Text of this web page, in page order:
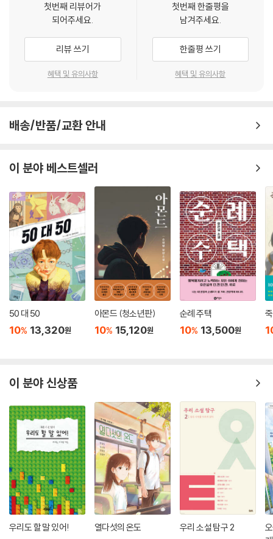
나타났다 사라지고 아내와 아이들 영상이 몽롱하게 스쳤다. 동천은 독립을
보고서야 눈을 감겠다는 삼천맹약은 지킬 수 없음을 알았다.
--- p.86
귀신일까? 이 칠흑 같은 어둠을 뚫고 아이가 올 리가 없었다.
그러나 다시 한번, 아이의 목소리가 밤의 습한 공기 중에 선명하게 울려 퍼
--- p.92
“네, 네? 아, 아닙니다, 저 서헬렌이에요!”
--- p.110
“힘이 있다 해도 사람들에게 닿으려면 시간이 걸릴 거 같아. 그래서 박차정
의사의 선택이 이해가 돼. 나라도 나라를 빼앗긴 상황에서 오빠가 독립운
동을 하다가 잡혀가면 혼자 방 안에서 글만 쓰고 있을 순 없을 것 같거든.”
--- p.121
나는 혼란스러웠지만 봉투를 열어 그 안에 든 것을 확인했습니다. 피처럼
붉은 글씨가 적힌 수건이 한 장, 그리고 헝겊에 싸인 손가락 한 마디가 나왔
습니다. 세상에! 진짜 사람의 손가락 마디였어요.
리 어렵소?”
“이사벨라 멘지스, 그 발음이 어렵다면 민지사로 불러주시오. 내 조선 이름
이 민지사요.”
--- p.148
“할머니. 만약에 우리가 그때 거기 있었다면 독립선언서를 침대 밑에 숨겼
을까? 몰래 가지고 나가서 기사로 썼을까요?”
--- p.164
“베를린올림픽 시상식에서 기테이 손이라고 호명되잖아. Kitei Son. 완전
슈퍼스타 K의 탄생인 거지.”
‘초단편소설’이라는 형식으로 역사를 다시 불러낸 최초의 시도다. 독립운
동의 정신적 지주 김구의 신념과 고독, 일장기를 단 조선의 마라토너 손기
정의 침묵 속 저항, 영화 〈암살〉의 주인공 안옥윤(전지현 분)의 모델이었던
남자현의 결단과 실천, 그리고 근우회로 상징되는 여성들의 조직적 각성을
비롯해, 서로 다른 위치에서 시대에 맞섰던 17개의 이름과 사건이 짧지만
한다고 판단한 인물 혹은 사건을 선정하고, 각기 다른 문체와 감각으로 독
소 사건, 손기정처럼 널리 알려진 인물과 사건은 물론, 생존 애국지사 이하
전, 오성규, 이석규, 이름 없는 수감자와 남겨진 가족들까지 기록의 가장자
리에 머물렀던 사람과 사건들이 같은 무게로 놓인다. 유명한 역사와 잊힌
역사가 나란히 이어지며, 독립운동은 특정 인물의 업적이 아니라 수많은
선택과 희생이 누적된 시간으로 드러난다. 이 책은 한국인이라면 반드시
새겨야 할 독립운동의 가장 뜨겁고도 복합적인 얼굴을 몰입도 높은 초단편
소설이라는 형식을 통해 되살려놓는다.
“당신이라면 그때 무엇을 했겠는가?”
청소년이 반드시 새겨야 할 뜨거운 역사이자
삶의 태도를 알려주는 살아 있는 서사
선택과 책임의 문제로 전환한다. 총성이 울리기 직전의 고요(신팔균 대한
통의부 총사령관), 고문과 고문 사이의 숨 고르기(윤준희와 간도 15만 원
탈취 사건), 사형을 앞둔 밤의 결심(박상진 대한광복회 총사령), 살아남았
다는 사실을 받아들여야 했던 해방 이후의 시간(오성규 한미 합작 특수훈
련 전사)…… 일제강점기라는 극한의 상황 속에서 평범한 사람들이 마주해
야 했던 갈림길의 순간들을 따라가며 흔들리는 인간의 내면을 세밀하게 그
려낸다. 이를 통해 독립운동을 ‘위대한 누군가의 이야기’가 아니라, 누구나
맞닥뜨릴 수 있었던 윤리적 선택의 연속으로 인식하게 된다.
등장인물들의 두려움과 갈등, 그들이 내리는 작지만 결정적인 선택은 오늘
을 살아가는 청소년에게도 유효한 질문으로 확장된다. 내가 그때, 그 순간,
첫번째 리뷰어가
되어주세요.
리뷰 쓰기
혜택 및 유의사항
첫번째 한줄평을
남겨주세요.
한줄평 쓰기
혜택 및 유의사항
배송/반품/교환 안내
이 분야 베스트셀러
50 대 50
10% 13,320원
아몬드 (청소년판)
10% 15,120원
순례 주택
10% 13,500원
이 분야 신상품
우리도 할 말 있어! 열다섯의 온도 우리 소설 탐구 2